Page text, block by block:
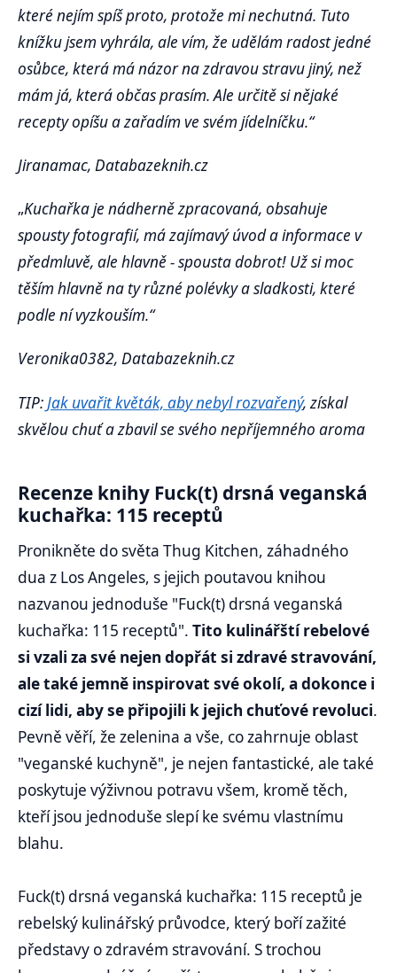
které nejím spíš proto, protože mi nechutná. Tuto
knížku jsem vyhrála, ale vím, že udělám radost jedné
osůbce, která má názor na zdravou stravu jiný, než
mám já, která občas prasím. Ale určitě si nějaké
recepty opíšu a zařadím ve svém jídelníčku.“
Jiranamac, Databazeknih.cz
„Kuchařka je nádherně zpracovaná, obsahuje
spousty fotografií, má zajímavý úvod a informace v
předmluvě, ale hlavně - spousta dobrot! Už si moc
těším hlavně na ty různé polévky a sladkosti, které
podle ní vyzkouším.“
Veronika0382, Databazeknih.cz
TIP:Jak uvařit květák, aby nebyl rozvařený, získal
skvělou chuť a zbavil se svého nepříjemného aroma
Recenze knihy Fuck(t) drsná veganská
kuchařka: 115 receptů
Pronikněte do světa Thug Kitchen, záhadného
dua z Los Angeles, s jejich poutavou knihou
nazvanou jednoduše "Fuck(t) drsná veganská
kuchařka: 115 receptů". Tito kulinářští rebelové
si vzali za své nejen dopřát si zdravé stravování,
ale také jemně inspirovat své okolí, a dokonce i
cizí lidi, aby se připojili k jejich chuťové revoluci.
Pevně věří, že zelenina a vše, co zahrnuje oblast
"veganské kuchyně", je nejen fantastické, ale také
poskytuje výživnou potravu všem, kromě těch,
kteří jsou jednoduše slepí ke svému vlastnímu
blahu.
Fuck(t) drsná veganská kuchařka: 115 receptů je
rebelský kulinářský průvodce, který boří zažité
představy o zdravém stravování. S trochou